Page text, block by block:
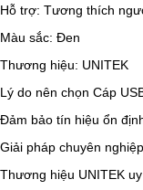
Hỗ trợ: Tương thích
Màu sắc: Đen
Thương hiệu: UNITEK
Lý do nên chọn Cáp
Đảm bảo tín hiệu ổn
Giải pháp chuyên
Thương hiệu UNITEK